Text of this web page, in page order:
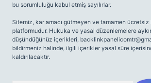
bu sorumluluğu kabul etmiş sayılırlar.
Sitemiz, kar amacı gütmeyen ve tamamen ücretsiz
platformudur. Hukuka ve yasal düzenlemelere
düşündüğünüz içerikleri,
bildirmeniz halinde, ilgili içerikler yasal süre
kaldırılacaktır.